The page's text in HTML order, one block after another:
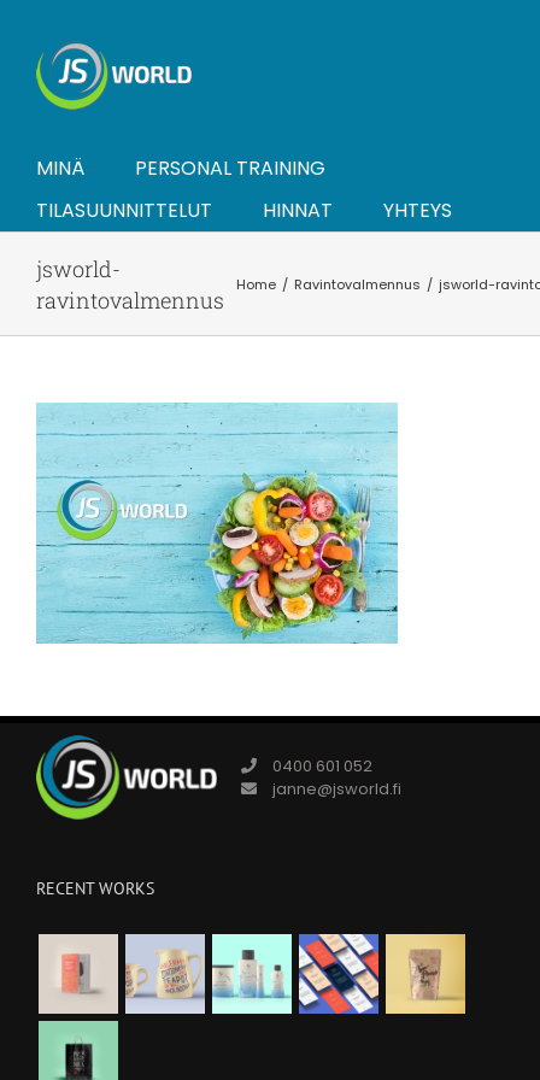
content
MINÄ
PERSONAL TRAINING
TILASUUNNITTELUT
HINNAT YHTEYS
jsworld-
ravintovalmennus
Home Ravintovalmennus jsworld-
0400 601 052
janne@jsworld.fi
RECENT WORKS